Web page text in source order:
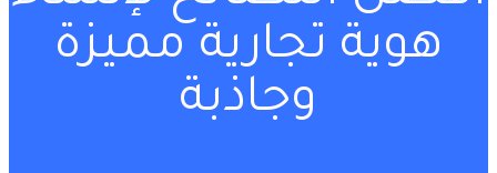
هوية تجارية مميزة
وجاذبة